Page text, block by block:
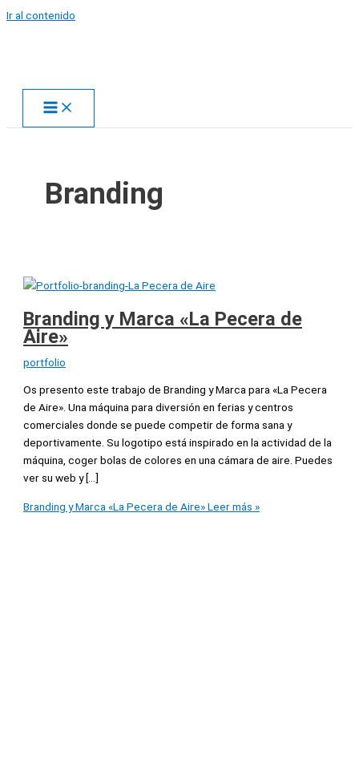
Ir al contenido
Branding
Branding y Marca «La Pecera de
Aire»
portfolio
Os presento este trabajo de Branding y Marca para «La Pecera
de Aire». Una máquina para diversión en ferias y centros
comerciales donde se puede competir de forma sana y
deportivamente. Su logotipo está inspirado en la actividad de la
máquina, coger bolas de colores en una cámara de aire. Puedes
ver su web y […]
Branding y Marca «La Pecera de Aire»Leer más »